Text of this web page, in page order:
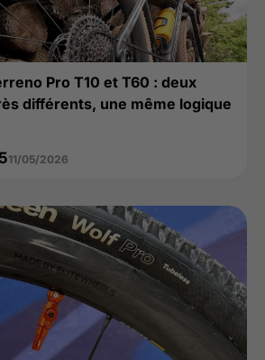
Pro T10 et T60 : deux
différents, une même logique
11/05/2026